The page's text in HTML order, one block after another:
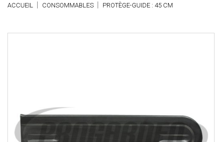
ACCUEIL CONSOMMABLES PROTÈGE-GUIDE : 45 CM